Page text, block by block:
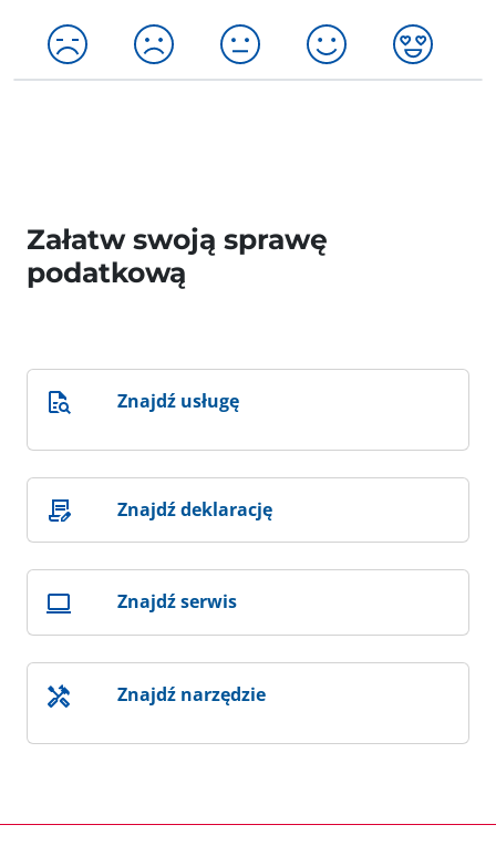
Załatw swoją sprawę
podatkową
Znajdź usługę
Znajdź deklarację
Znajdź serwis
Znajdź narzędzie